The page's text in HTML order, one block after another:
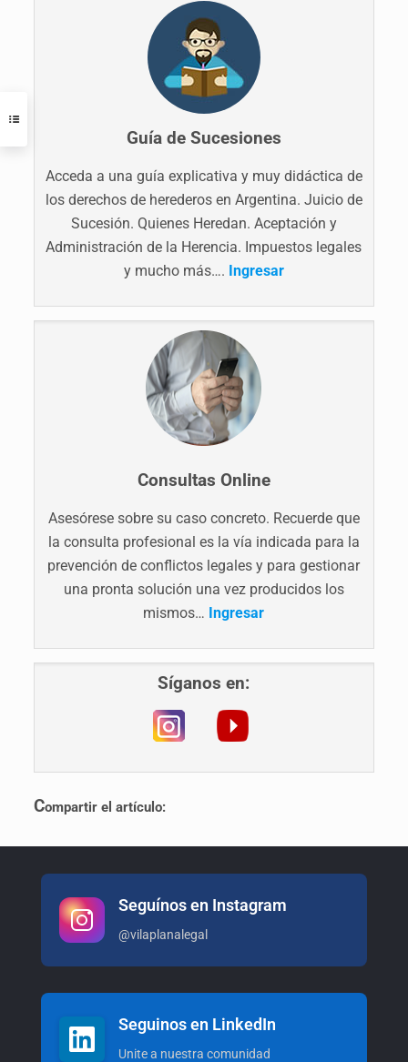
Guía de Sucesiones
Acceda a una guía explicativa y muy didáctica de
los derechos de herederos en Argentina. Juicio de
Sucesión. Quienes Heredan. Aceptación y
Administración de la Herencia. Impuestos legales
y mucho más…. Ingresar
Consultas Online
Asesórese sobre su caso concreto. Recuerde que
la consulta profesional es la vía indicada para la
prevención de conflictos legales y para gestionar
una pronta solución una vez producidos los
mismos… Ingresar
Síganos en:
Compartir el artículo:
Seguínos en Instagram
@vilaplanalegal
Seguinos en LinkedIn
Unite a nuestra comunidad